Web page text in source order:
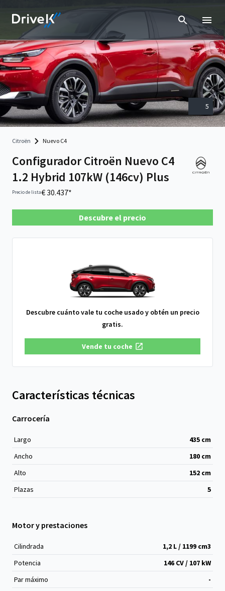
5
Citroën Nuevo C4
Configurador Citroën Nuevo C4
1.2 Hybrid 107kW (146cv) Plus
Precio de lista€ 30.437*
Descubre el precio
Descubre cuánto vale tu coche usado y obtén un precio
gratis.
Vende tu coche
Características técnicas
Carrocería
Largo 435 cm
Ancho
180 cm
Alto
152 cm
Plazas
5
Motor y prestaciones
Cilindrada 1,2 L / 1199 cm3
Potencia
146 CV / 107 kW
Par máximo
-